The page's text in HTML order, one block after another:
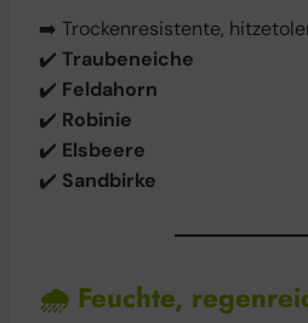
➡️ Trockenresistente,
✔️ Traubeneiche
✔️ Feldahorn
✔️ Robinie
✔️ Elsbeere
✔️ Sandbirke
🌧️ Feuchte,